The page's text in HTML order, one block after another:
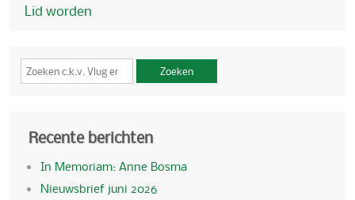
Lid worden
Zoeken
Recente berichten
In Memoriam: Anne Bosma
Nieuwsbrief juni 2026